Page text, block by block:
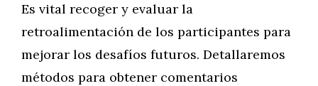
Es vital recoger y evaluar la
retroalimentación de los participantes para
mejorar los desafíos futuros. Detallaremos
métodos para obtener comentarios